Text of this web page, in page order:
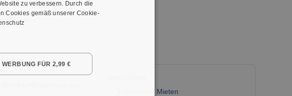
& private Anbieter.
öffnen →
❯ Wohnung Mieten
zu verbessern. Durch die
Cookies gemäß unserer Cookie-
WERBUNG FÜR 2,99 €